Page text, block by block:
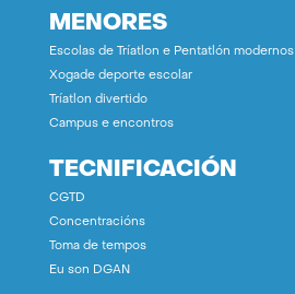
MENORES
Escolas de Tríatlon e Pentatlón modernos
Xogade deporte escolar
Tríatlon divertido
Campus e encontros
TECNIFICACIÓN
CGTD
Concentracións
Toma de tempos
Eu son DGAN